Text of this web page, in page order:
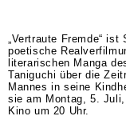
„Vertraute Fremde“ ist
poetische
literarischen Manga
Taniguchi über die
Mannes in seine
sie am Montag, 5.
Kino um 20 Uhr.